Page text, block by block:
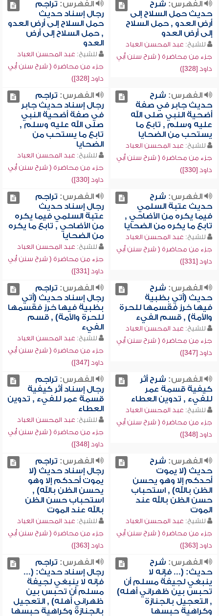
الفهرس: شرح
حديث حمل السلاح إلى
أرض العدو , حمل السلاح
إلى أرض العدو
للشيخ: عبد المحسن العباد
جزء من محاضرة ( شرح سنن أبي
داود [328])
الفهرس: تراجم
رجال إسناد حديث
حمل السلاح إلى أرض العدو
, حمل السلاح إلى أرض
العدو
للشيخ: عبد المحسن العباد
جزء من محاضرة ( شرح سنن أبي
داود [328])
الفهرس: شرح
حديث جابر في صفة
أضحية النبي صلى الله
عليه وسلم , تابع ما
يستحب من الضحايا
للشيخ: عبد المحسن العباد
جزء من محاضرة ( شرح سنن أبي
داود [330])
الفهرس: تراجم
رجال إسناد حديث جابر
في صفة أضحية النبي
صلى الله عليه وسلم ,
تابع ما يستحب من
الضحايا
للشيخ: عبد المحسن العباد
جزء من محاضرة ( شرح سنن أبي
داود [330])
الفهرس: شرح
حديث عتبة السلمي
فيما يكره من الأضاحي ,
تابع ما يكره من الضحايا
للشيخ: عبد المحسن العباد
جزء من محاضرة ( شرح سنن أبي
داود [331])
الفهرس: تراجم
رجال إسناد حديث
عتبة السلمي فيما يكره
من الأضاحي , تابع ما يكره
من الضحايا
للشيخ: عبد المحسن العباد
جزء من محاضرة ( شرح سنن أبي
داود [331])
الفهرس: شرح
حديث (أتي بظبية
فيها خرز فقسمها للحرة
والأمة) , قسم الفيء
للشيخ: عبد المحسن العباد
جزء من محاضرة ( شرح سنن أبي
داود [347])
الفهرس: تراجم
رجال إسناد حديث (أتي
بظبية فيها خرز فقسمها
للحرة والأمة) , قسم
الفيء
للشيخ: عبد المحسن العباد
جزء من محاضرة ( شرح سنن أبي
داود [347])
الفهرس: شرح أثر
كيفية قسمة عمر
للفيء , تدوين العطاء
للشيخ: عبد المحسن العباد
جزء من محاضرة ( شرح سنن أبي
داود [348])
الفهرس: تراجم
رجال إسناد أثر كيفية
قسمة عمر للفيء , تدوين
العطاء
للشيخ: عبد المحسن العباد
جزء من محاضرة ( شرح سنن أبي
داود [348])
الفهرس: شرح
حديث (لا يموت
أحدكم إلا وهو يحسن
الظن بالله) , استحباب
حسن الظن بالله عند
الموت
للشيخ: عبد المحسن العباد
جزء من محاضرة ( شرح سنن أبي
داود [363])
الفهرس: تراجم
رجال إسناد حديث (لا
يموت أحدكم إلا وهو
يحسن الظن بالله) ,
استحباب حسن الظن
بالله عند الموت
للشيخ: عبد المحسن العباد
جزء من محاضرة ( شرح سنن أبي
داود [363])
الفهرس: شرح
حديث: (... فإنه لا
ينبغي لجيفة مسلم أن
تحبس بين ظهراني أهله)
, التعجيل بالجنازة
وكراهية حبسها
الفهرس: تراجم
رجال إسناد حديث: (...
فإنه لا ينبغي لجيفة
مسلم أن تحبس بين
ظهراني أهله) , التعجيل
بالجنازة وكراهية حبسها